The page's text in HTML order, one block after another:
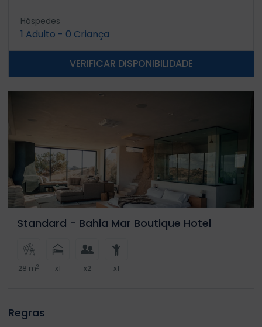
Hóspedes
1 Adulto - 0 Criança
VERIFICAR DISPONIBILIDADE
Standard - Bahia Mar Boutique Hotel
28 m2 x1 x2 x1
Regras